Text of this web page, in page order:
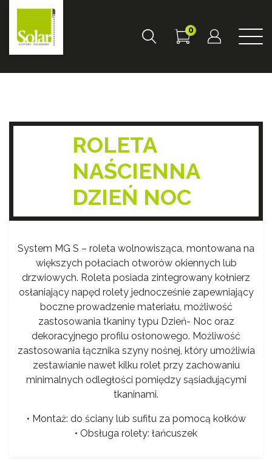
0
ROLETA
NAŚCIENNA
DZIEŃ NOC
System MG S – roleta wolnowisząca, montowana na
większych połaciach otworów okiennych lub
drzwiowych. Roleta posiada zintegrowany kołnierz
osłaniający napęd rolety jednocześnie zapewniający
boczne prowadzenie materiału, możliwość
zastosowania tkaniny typu Dzień- Noc oraz
dekoracyjnego profilu osłonowego. Możliwość
zastosowania łącznika szyny nośnej, który umożliwia
zestawianie nawet kilku rolet przy zachowaniu
minimalnych odległości pomiędzy sąsiadującymi
tkaninami.
• Montaż: do ściany lub sufitu za pomocą kołków
• Obsługa rolety: łańcuszek